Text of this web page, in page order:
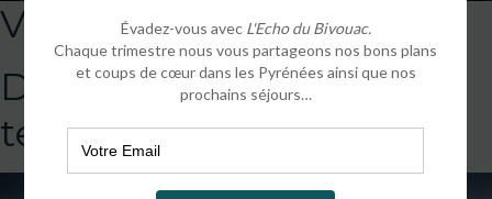
Visuel
DEFAULT
template!!!!!attachment